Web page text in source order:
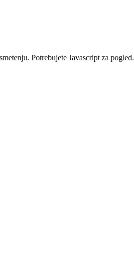
Potrebujete Javascript za pogled.